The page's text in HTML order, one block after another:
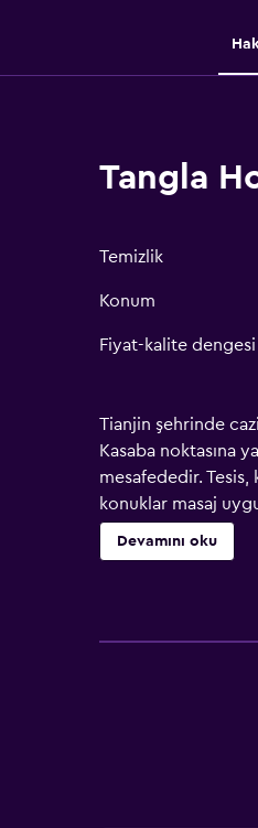
Tangla
Temizlik
Konum
Fiyat-kalite dengesi
Tianjin şehrinde
Kasaba noktasına
mesafededir. Tesis,
konuklar masaj
Tianjin
Havaalanı 16 km
Devamını oku